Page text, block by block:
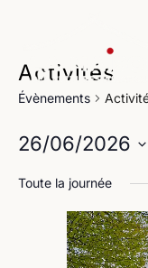
Activités
Évènements
26/06/2026
une
Toute la journée